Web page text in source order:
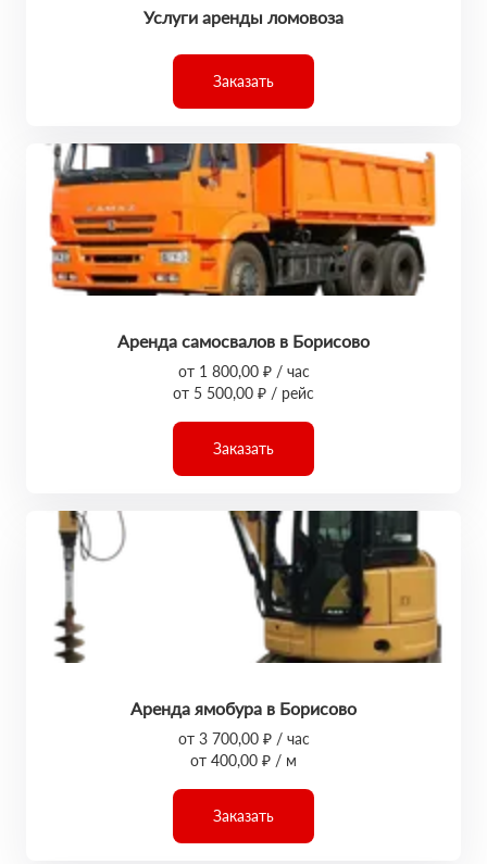
Услуги аренды ломовоза
Заказать
Аренда самосвалов в Борисово
от 1 800,00 ₽ / час
от 5 500,00 ₽ / рейс
Заказать
Аренда ямобура в Борисово
от 3 700,00 ₽ / час
от 400,00 ₽ / м
Заказать